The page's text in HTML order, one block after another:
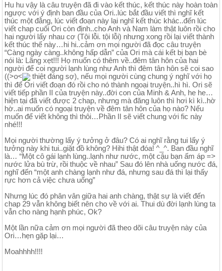
Hu hu vậy là câu truyện đã đi vào kết thúc, kết thúc này hoàn toàn
ngược với ý định ban đầu của Ori..lúc bắt đầu viết thì nghĩ kết
thúc một đằng, lúc viết đoạn này lại nghĩ kết thúc khác..đến lúc
viết chap cuối Ori còn định..cho Anh và Nam làm thật luôn rồi cho
hai người lấy nhau cơ (Tội lỗi. tội lỗi) nhưng xong rồi lại viết thành
kết thúc thế này…hi hi..cảm ơn mọi người đã đọc câu truyện
“Càng ngày càng..không hấp dẫn” của Ori mà cái kết bị bạn bè
nói là: Lãng xẹt!!! Họ muốn có thêm về..đêm tân hôn của hai
người để coi người lạnh lùng như Anh thì đêm tân hôn sẽ coi sao
((>o<
thiệt đáng sợ), nếu mọi người cùng chung ý nghĩ với họ
thì để Ori viết đoạn đó rồi cho nó thành ngoại truyện..hì hì. Ori sẽ
viết tiếp phần II của truyện này..đời con của Minh & Anh, he he…
hiện tại đã viết được 2 chap, nhưng mà đăng luôn thì hơi kì kì..hờ
hờ..ai muốn có ngoại truyện về đêm tân hôn của họ nào? Nếu
muốn để viết không thì thôi…Phần II sẽ viết chung với fic này
nhé!!!
Mọi người thường lấy ý tưởng ở đâu? Có ai nghĩ rằng tui lấy ý
tưởng này khi tui..giặt đồ không? Hihi thật đóa! ^_^. Ban đầu nghĩ
là… “Một cô gái lạnh lùng..lạnh như nước, một cậu bạn ấm áp =>
nước lửa bù trừ, rồi thuộc về nhau” Sau đó lên nhà uống nước đá,
nghĩ đến “một anh chàng lạnh như đá, nhưng sau đá thì lại thấy
rực hơn cả việc chưa uống”
Nhưng lúc đó phân vân giữa hai anh chàng, thật sự là viết đến
chap 29 vẫn không biết nên cho về với ai. Thui dù đời lạnh lùng ta
vẫn cho nàng hạnh phúc, Ok?
Một lần nữa cảm ơn mọi người đã theo dõi câu truyện này của
Ori…hẹn gặp lại…
Moahhhh!!!!